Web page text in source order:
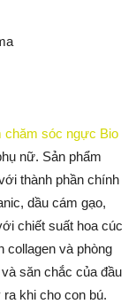
chăm sóc ngực Bio
nữ. Sản phẩm
thành phần chính
dầu cám gạo,
chiết suất hoa cúc
collagen và phòng
săn chắc của đầu
khi cho con bú.